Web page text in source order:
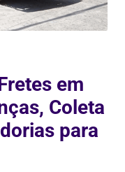
em
Coleta
para